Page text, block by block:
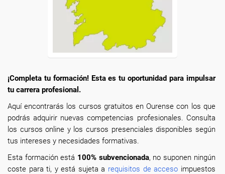
¡Completa tu formación! Esta es tu oportunidad para impulsar
tu carrera profesional.
Aquí encontrarás los cursos gratuitos en Ourense con los que
podrás adquirir nuevas competencias profesionales. Consulta
los cursos online y los cursos presenciales disponibles según
tus intereses y necesidades formativas.
Esta formación está 100% subvencionada, no suponen ningún
coste para ti, y está sujeta a requisitos de acceso impuestos